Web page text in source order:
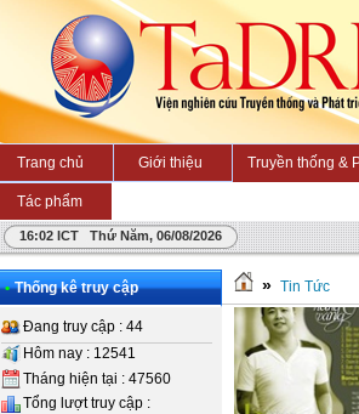
Trang chủ Giới thiệu Truyền thống &
Tác phẩm
16:02 ICT Thứ Năm, 06/08/2026
• Thống kê truy cập
Đang truy cập : 44
Hôm nay : 12541
Tháng hiện tại : 47560
Tổng lượt truy cập :
» Tin Tức